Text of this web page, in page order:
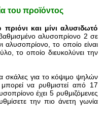
του προϊόντος
και μίνι αλυσιδωτό
αλυσοπρίονο 2 σε
αλυσοπρίονο, το οποίο είναι
το οποίο διευκολύνει την
σκάλες για το κόψιμο ψηλών
να ρυθμιστεί από 17
έχει 5 ρυθμιζόμενες
την πιο άνετη γωνία